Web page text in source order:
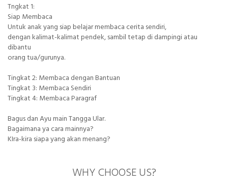
Tngkat 1:
Siap Membaca
Untuk anak yang siap belajar membaca cerita sendiri,
dengan kalimat-kalimat pendek, sambil tetap di dampingi atau
dibantu
orang tua/gurunya.
Tingkat 2: Membaca dengan Bantuan
Tingkat 3: Membaca Sendiri
Tingkat 4: Membaca Paragraf
Bagus dan Ayu main Tangga Ular.
Bagaimana ya cara mainnya?
KIra-kira siapa yang akan menang?
WHY CHOOSE US?